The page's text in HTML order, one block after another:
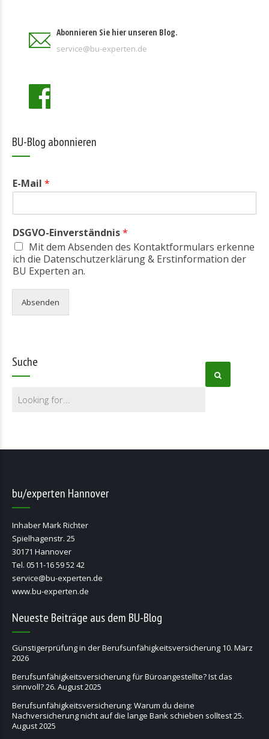
Abonnieren Sie hier unseren Blog.
service@bu-experten.de
BU-Blog abonnieren
E-Mail *
DSGVO-Einverständnis*
Mit dem Absenden des Kontaktformulars erkenne
ich die Datenschutzerklärung & Erstinformation der
BU Experten an.
Absenden
Suche
bu/experten Hannover
Inhaber Mark Richter
Spielhagenstr. 25
30171 Hannover
Tel. 0511-16 59 52 42
service@bu-experten.de
www.bu-experten.de
Neueste Beiträge aus dem BU-Blog
Günstigerprüfung in der Berufsunfähigkeitsversicherung 10. März
2026
Berufsunfähigkeitsversicherung für Büroangestellte? Ist das
sinnvoll?26. August 2025
Berufsunfähigkeitsversicherung: Warum du deine
Nachversicherung nicht auf die lange Bank schieben solltest25.
August 2025